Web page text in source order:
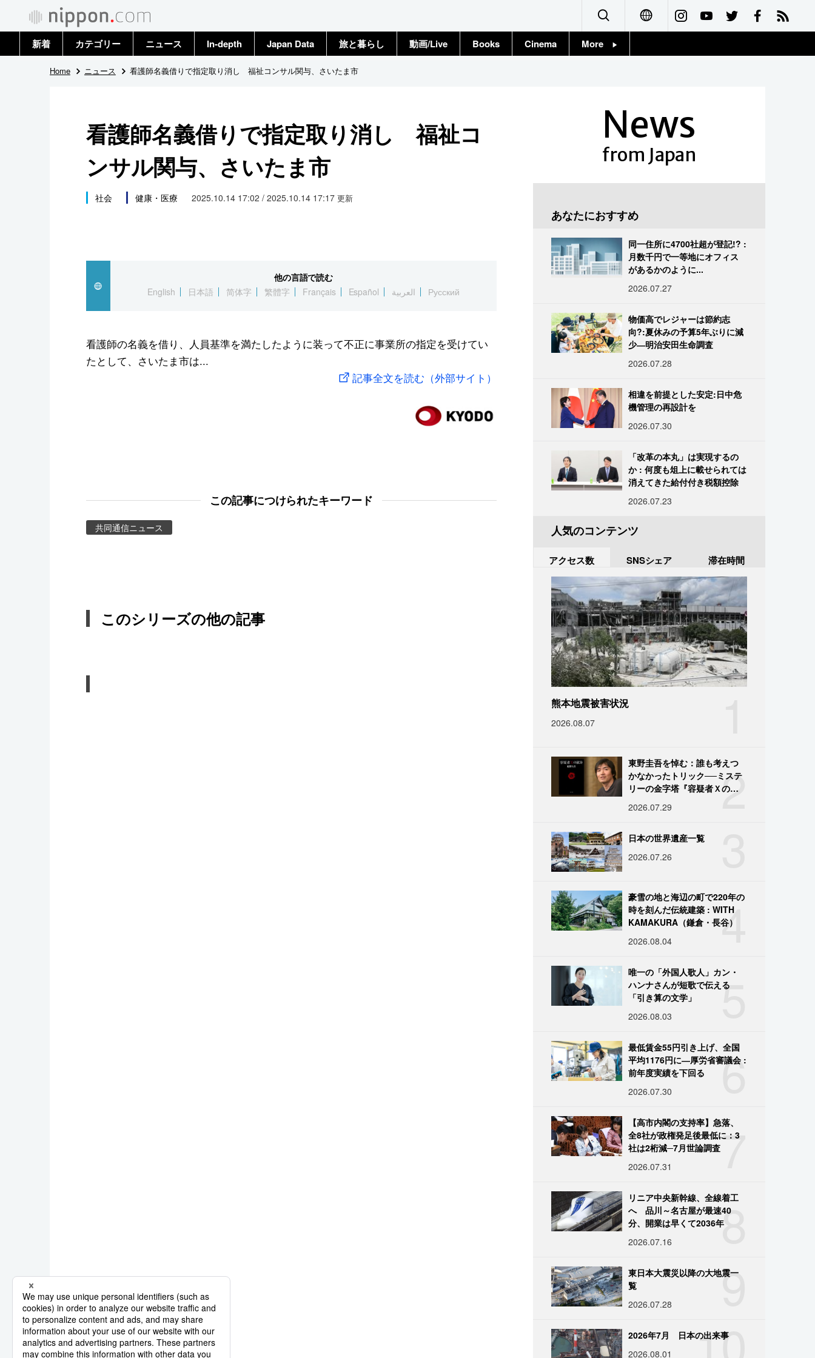
Français
新着 カテゴリー
政治・外交
国際
社会
文化
スポーツ・東京2020
ニュース
トップ
In-depth Japan Data 旅と暮らし 動画/Live Books Cinema More
Home ニュース 看護師名義借りで指定取り消し 福祉コンサル関与、さいたま市
看護師名義借りで指定取り消し 福祉コ
ンサル関与、さいたま市
社会 健康・医療 2025.10.14 17:02 / 2025.10.14 17:17 更新
他の言語で読む
English
日本語 简体字 繁體字 Français Español العربية Русский
看護師の名義を借り、人員基準を満たしたように装って不正に事業所の指定を受けてい
たとして、さいたま市は...
記事全文を読む（外部サイト）
この記事につけられたキーワード
共同通信ニュース
このシリーズの他の記事
News
from Japan
あなたにおすすめ
同一住所に4700社超が登記!? :
月数千円で一等地にオフィス
があるかのように...
2026.07.27
物価高でレジャーは節約志
向?:夏休みの予算5年ぶりに減
少―明治安田生命調査
2026.07.28
相違を前提とした安定:日中危
機管理の再設計を
2026.07.30
「改革の本丸」は実現するの
か : 何度も俎上に載せられては
消えてきた給付付き税額控除
2026.07.23
人気のコンテンツ
アクセス数 SNSシェア 滞在時間
熊本地震被害状況
2026.08.07
2
東野圭吾を悼む：誰も考えつ
かなかったトリック──ミステ
リーの金字塔『容疑者Ｘの献
2026.07.29
日本の世界遺産一覧
2026.07.26
4
豪雪の地と海辺の町で220年の
時を刻んだ伝統建築 : WITH
KAMAKURA（鎌倉・長谷）
2026.08.04
5
唯一の「外国人歌人」カン・
ハンナさんが短歌で伝える
「引き算の文学」
2026.08.03
6
最低賃金55円引き上げ、全国
平均1176円に―厚労省審議会 :
前年度実績を下回る
2026.07.30
7
【高市内閣の支持率】急落、
全8社が政権発足後最低に：3
社は2桁減─7月世論調査
2026.07.31
8
リニア中央新幹線、全線着工
へ 品川～名古屋が最速40
分、開業は早くて2036年
2026.07.16
9
東日本大震災以降の大地震一
覧
2026.07.28
10
2026年7月 日本の出来事
2026.08.01